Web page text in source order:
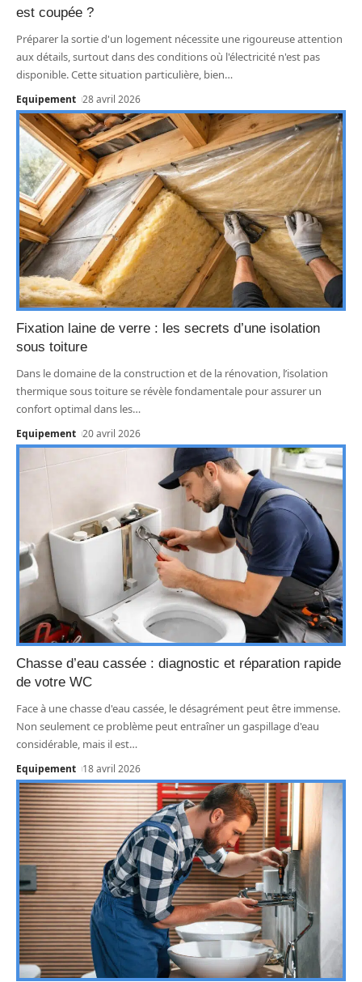
est coupée ?
Préparer la sortie d'un logement nécessite une rigoureuse attention
aux détails, surtout dans des conditions où l'électricité n'est pas
disponible. Cette situation particulière, bien…
Equipement 28 avril 2026
Fixation laine de verre : les secrets d’une isolation
sous toiture
Dans le domaine de la construction et de la rénovation, l’isolation
thermique sous toiture se révèle fondamentale pour assurer un
confort optimal dans les…
Equipement 20 avril 2026
Chasse d’eau cassée : diagnostic et réparation rapide
de votre WC
Face à une chasse d'eau cassée, le désagrément peut être immense.
Non seulement ce problème peut entraîner un gaspillage d'eau
considérable, mais il est…
Equipement 18 avril 2026